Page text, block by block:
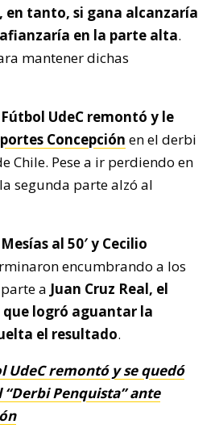
en tanto, si gana alcanzaría
en la parte alta.
mantener dichas
Fútbol UdeC remontó y le
Concepción en el derbi
Chile. Pese a ir perdiendo en
segunda parte alzó al
al 50′ y Cecilio
encumbrando a los
a Juan Cruz Real, el
que logró aguantar la
el resultado.
UdeC remontó y se quedó
Penquista” ante